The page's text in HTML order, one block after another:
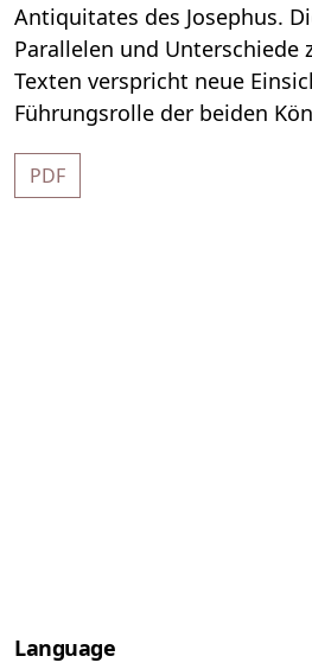
Antiquitates des Josephus.
Parallelen und Unterschiede
Texten verspricht neue
Führungsrolle der beiden
PDF
Language